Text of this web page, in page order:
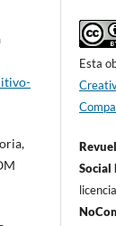
Esta
Social